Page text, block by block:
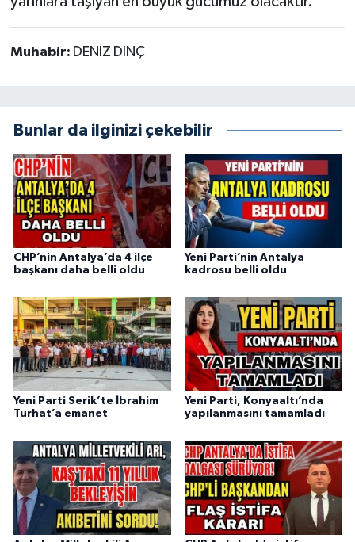
Muhabir: DENİZ DİNÇ
Bunlar da ilginizi çekebilir
CHP’nin Antalya’da 4 ilçe
başkanı daha belli oldu
Yeni Parti’nin Antalya
kadrosu belli oldu
Yeni Parti Serik’te İbrahim
Turhat’a emanet
Yeni Parti, Konyaaltı’nda
yapılanmasını tamamladı